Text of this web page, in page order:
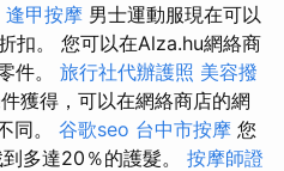
逢甲按摩 男士運動服現在可以
扣。 您可以在Alza.hu網絡商
件。 旅行社代辦護照 美容撥
獲得，可以在網絡商店的網
同。 谷歌seo 台中市按摩 您
多達20％的護髮。 按摩師證